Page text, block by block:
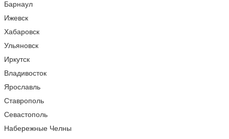
Барнаул
Ижевск
Хабаровск
Ульяновск
Иркутск
Владивосток
Ярославль
Ставрополь
Севастополь
Набережные Челны